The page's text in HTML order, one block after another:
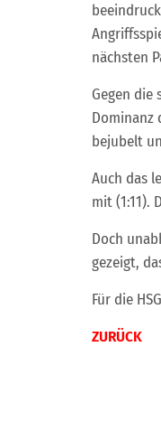
nächsten
Gegen die
Dominanz
bejubelt
Auch das
mit (1:11).
Doch
gezeigt,
Für die
ZURÜCK